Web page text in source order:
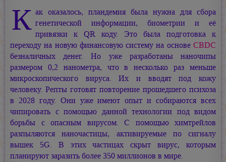
К ак оказалось, пландемия была нужна для сбора
генетической информации, биометрии и её
привязки к QR коду. Это была подготовка к
переходу на новую финансовую систему на основе CBDC
безналичных денег. Но уже разработаны наночипы
размером 0,2 нанометра, что в несколько раз меньше
микроскопического вируса. Их и вводят под кожу
человеку. Репты готовят повторение прошедшего психоза
в 2028 году. Они уже имеют опыт и собираются всех
чипировать с помощью данной технологии под видом
борьбы с опасным вирусом. С помощью химтрейлов
разпыляются наночастицы, активируемые по сигналу
вышек 5G. В этих частицах скрыт вирус, которым
планируют заразить более 350 миллионов в мире.